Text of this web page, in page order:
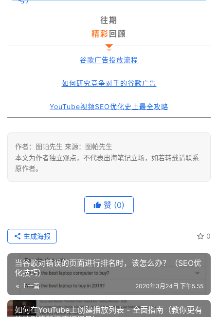
往期
精彩 回顾
谷歌广告投放流程
如何研究竞争对手的谷歌广告
YouTube视频SEO优化史上最全攻略
作者：图帕先生 来源：图帕先生
本文为作者独立观点，不代表出海笔记立场，如若转载请联系
原作者。
赞 (0)
0
生成海报
当谷歌对错误的页面进行排名时，该怎么办？（SEO优
化技巧）
上一篇 2020年3月24日 下午5:55
如何在YouTube上创建播放列表 - 全面指南（教你更有